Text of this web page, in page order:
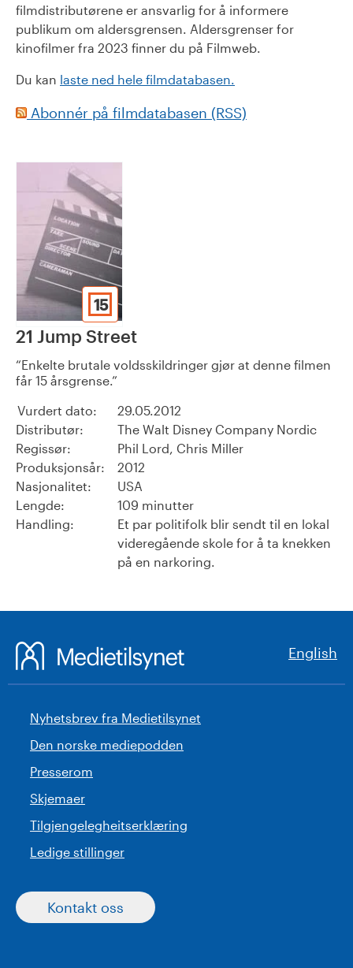
filmdistributørene er ansvarlig for å informere
publikum om aldersgrensen. Aldersgrenser for
kinofilmer fra 2023 finner du på Filmweb.
Du kan laste ned hele filmdatabasen.
Abonnér på filmdatabasen (RSS)
15
21 Jump Street
Enkelte brutale voldsskildringer gjør at denne filmen
får 15 årsgrense.
Vurdert dato:
29.05.2012
Distributør:
The Walt Disney Company Nordic
Regissør:
Phil Lord, Chris Miller
Produksjonsår:
2012
Nasjonalitet:
USA
Lengde:
109 minutter
Handling:
Et par politifolk blir sendt til en lokal
videregående skole for å ta knekken
på en narkoring.
English
Nyhetsbrev fra Medietilsynet
Den norske mediepodden
Presserom
Skjemaer
Tilgjengelegheitserklæring
Ledige stillinger
Kontakt oss